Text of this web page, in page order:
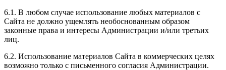
6.1. В любом случае использование любых материалов с
Сайта не должно ущемлять необоснованным образом
законные права и интересы Администрации и/или третьих
лиц.
6.2. Использование материалов Сайта в коммерческих целях
возможно только с письменного согласия Администрации.